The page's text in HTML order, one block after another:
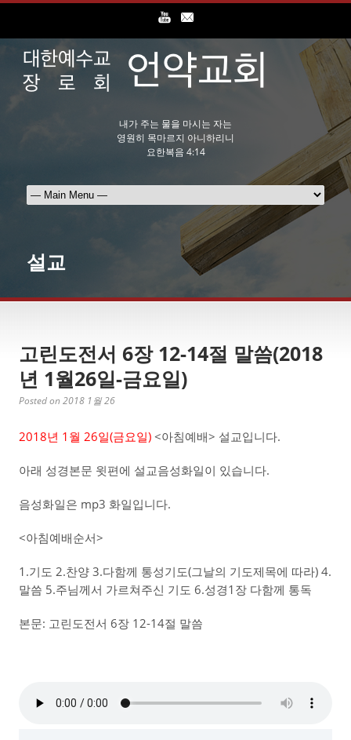
내가 주는 물을 마시는 자는
영원히 목마르지 아니하리니
요한복음 4:14
설교
고린도전서 6장 12-14절 말씀(2018
년 1월26일-금요일)
Posted on 2018 1월 26
2018년 1월 26일(금요일) <아침예배> 설교입니다.
아래 성경본문 윗편에 설교음성화일이 있습니다.
음성화일은 mp3 화일입니다.
<아침예배순서>
1.기도 2.찬양 3.다함께 통성기도(그날의 기도제목에 따라) 4.
말씀 5.주님께서 가르쳐주신 기도 6.성경1장 다함께 통독
본문: 고린도전서 6장 12-14절 말씀